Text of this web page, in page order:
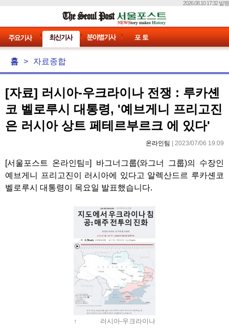
2026.08.10 17:32 발행
홈 > 자료종합
[자료] 러시아-우크라이나 전쟁 : 루카셴
코 벨로루시 대통령, '예브게니 프리고진
은 러시아 상트 페테르부르크 에 있다'
온라인팀 | 2023/07/06 19:09
[서울포스트 온라인팀=] 바그너그룹(와그너 그룹)의 수장인
예브게니 프리고진이 러시아에 있다고 알렉산드르 루카셴코
벨로루시 대통령이 목요일 발표했습니다.
↑ 러시아-우크라이나